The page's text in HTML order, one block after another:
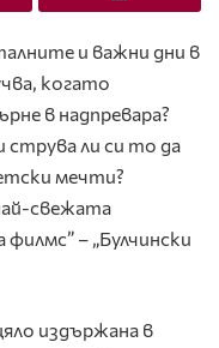
и важни дни в
когато
в надпревара?
ли си то да
мечти?
свежата
– „Булчински
издържана в